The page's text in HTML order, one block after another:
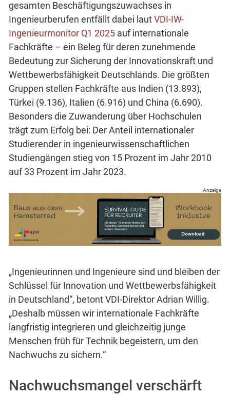
gesamten Beschäftigungszuwachses in
Ingenieurberufen entfällt dabei lautVDI-IW-
Ingenieurmonitor Q1 2025 auf internationale
Fachkräfte – ein Beleg für deren zunehmende
Bedeutung zur Sicherung der Innovationskraft und
Wettbewerbsfähigkeit Deutschlands. Die größten
Gruppen stellen Fachkräfte aus Indien (13.893),
Türkei (9.136), Italien (6.916) und China (6.690).
Besonders die Zuwanderung über Hochschulen
trägt zum Erfolg bei: Der Anteil internationaler
Studierender in ingenieurwissenschaftlichen
Studiengängen stieg von 15 Prozent im Jahr 2010
auf 33 Prozent im Jahr 2023.
Anzeige
„Ingenieurinnen und Ingenieure sind und bleiben der
Schlüssel für Innovation und Wettbewerbsfähigkeit
in Deutschland“, betont VDI-Direktor Adrian Willig.
„Deshalb müssen wir internationale Fachkräfte
langfristig integrieren und gleichzeitig junge
Menschen früh für Technik begeistern, um den
Nachwuchs zu sichern.“
Nachwuchsmangel verschärft